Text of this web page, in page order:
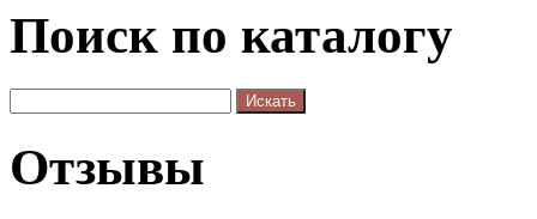
Поиск по каталогу
Отзывы